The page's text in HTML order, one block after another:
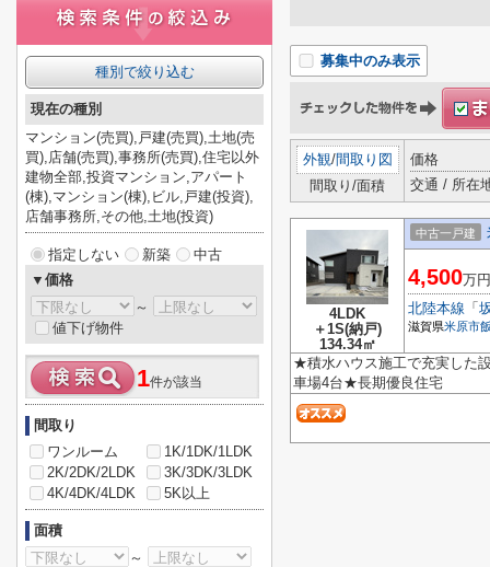
募集中のみ表示
外観/間取り図
間取り/面積
価格
交通 / 所在
4LDK
＋1S(納戸)
134.34㎡
中古一戸建
4,500万円
北陸本線 「
滋賀県米原市
★積水ハウス施工で充実した
車場4台★長期優良住宅
種別で絞り込む
現在の種別
マンション(売買),戸建(売買),土地(売
買),店舗(売買),事務所(売買),住宅以外
建物全部,投資マンション,アパート
(棟),マンション(棟),ビル,戸建(投資),
店舗事務所,その他,土地(投資)
指定しない 新築
中古
▼価格
～
値下げ物件
1件が該当
間取り
ワンルーム
1K/1DK/1LDK
2K/2DK/2LDK
3K/3DK/3LDK
4K/4DK/4LDK
5K以上
面積
～